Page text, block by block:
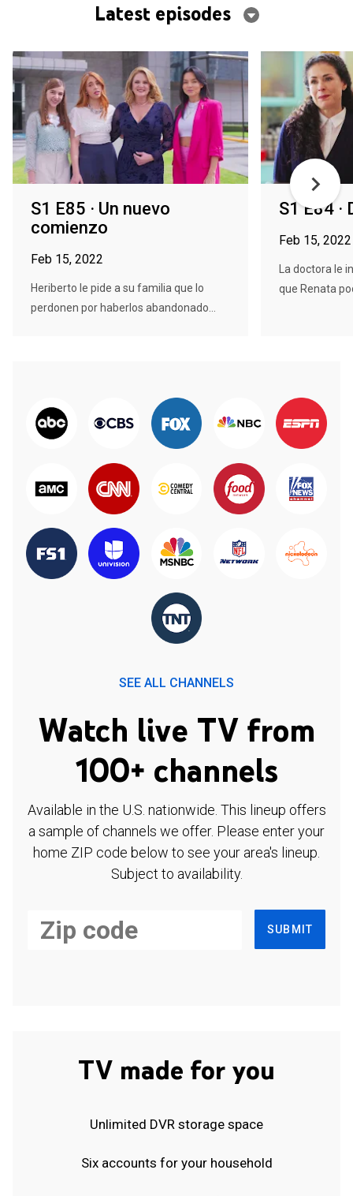
Latest episodes
S1 E85 · Un nuevo
comienzo
Feb 15, 2022
Heriberto le pide a su familia que lo
perdonen por haberlos abandonado...
S1 E84
Feb 15, 2022
La doctora le
que Renata
SEE ALL CHANNELS
Watch live TV from
100+ channels
Available in the U.S. nationwide. This lineup offers
a sample of channels we offer. Please enter your
home ZIP code below to see your area's lineup.
Subject to availability.
SUBMIT
TV made for you
Unlimited DVR storage space
Six accounts for your household